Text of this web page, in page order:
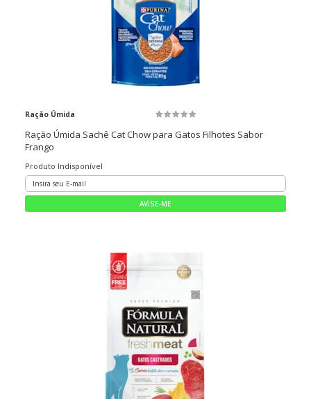
Ração Úmida
Ração Úmida Sachê Cat Chow para Gatos Filhotes Sabor
Frango
Produto Indisponível